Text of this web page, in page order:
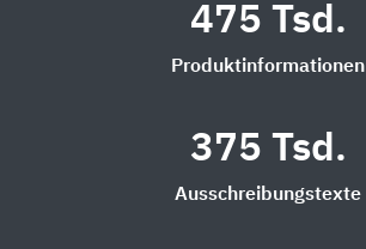
475 Tsd.
Produktinformationen
375 Tsd.
Ausschreibungstexte